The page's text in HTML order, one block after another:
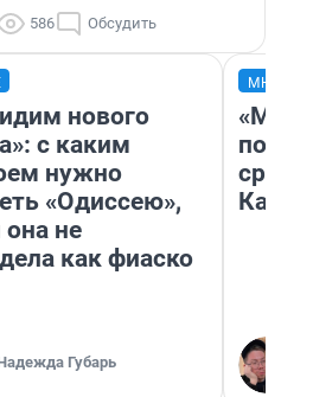
586 Обсудить
нового
с каким
нужно
«Одиссею»,
не
как фиаско
Губарь